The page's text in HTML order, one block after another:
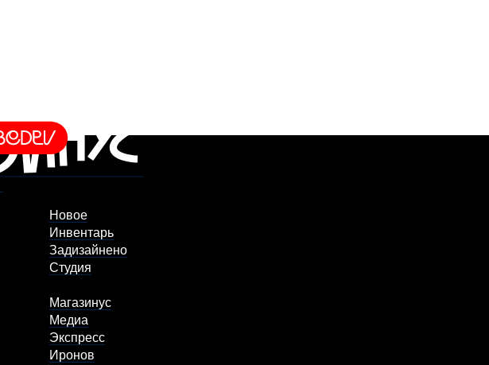
Новое
Инвентарь
Задизайнено
Студия
Магазинус
Медиа
Экспресс
Иронов